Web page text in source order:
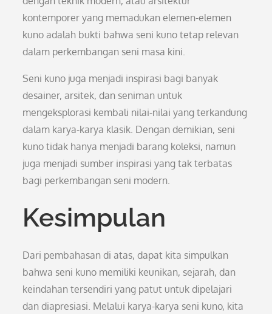
kontemporer yang memadukan elemen-elemen
kuno adalah bukti bahwa seni kuno tetap relevan
dalam perkembangan seni masa kini.
Seni kuno juga menjadi inspirasi bagi banyak
desainer, arsitek, dan seniman untuk
mengeksplorasi kembali nilai-nilai yang terkandung
dalam karya-karya klasik. Dengan demikian, seni
kuno tidak hanya menjadi barang koleksi, namun
juga menjadi sumber inspirasi yang tak terbatas
bagi perkembangan seni modern.
Kesimpulan
Dari pembahasan di atas, dapat kita simpulkan
bahwa seni kuno memiliki keunikan, sejarah, dan
keindahan tersendiri yang patut untuk dipelajari
dan diapresiasi. Melalui karya-karya seni kuno, kita